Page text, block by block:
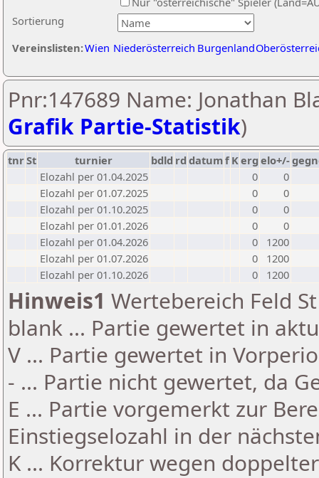
Sortierung
Vereinslisten:Wien Niederösterreich Burgenland
Pnr:147689 Name: Jonathan
Grafik Partie-Statistik)
tnrSt turnier bdld rd datumf Kerg elo+/-
Elozahl per 01.04.2025
0
0
Elozahl per 01.07.2025
0
0
Elozahl per 01.10.2025
0
0
Elozahl per 01.01.2026
0
0
Elozahl per 01.04.2026
0
1200
Elozahl per 01.07.2026
0
1200
Elozahl per 01.10.2026
0 1200
Hinweis1 Wertebereich Feld
blank ... Partie gewertet in
V ... Partie gewertet in
- ... Partie nicht gewertet, da
E ... Partie vorgemerkt zur
Einstiegselozahl in der
K ... Korrektur wegen